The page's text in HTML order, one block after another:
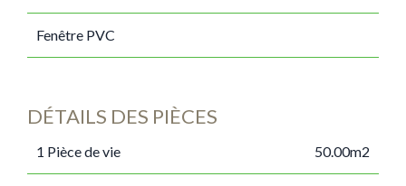
Fenêtre PVC
DÉTAILS DES PIÈCES
1 Pièce de vie 50.00m2